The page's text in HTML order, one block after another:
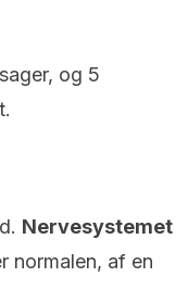
og 5
Nervesystemet
normalen, af en